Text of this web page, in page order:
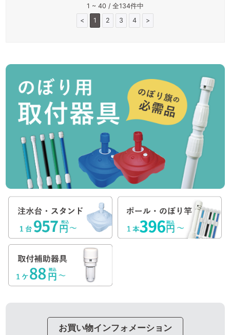
1 ~ 40 / 全134件中
<
1 2 3 4 >
お買い物インフォメーション